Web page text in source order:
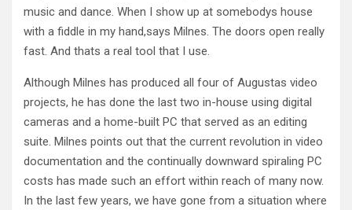
music and dance. When I show up at somebodys house
with a fiddle in my hand,says Milnes. The doors open really
fast. And thats a real tool that I use.
Although Milnes has produced all four of Augustas video
projects, he has done the last two in-house using digital
cameras and a home-built PC that served as an editing
suite. Milnes points out that the current revolution in video
documentation and the continually downward spiraling PC
costs has made such an effort within reach of many now.
In the last few years, we have gone from a situation where